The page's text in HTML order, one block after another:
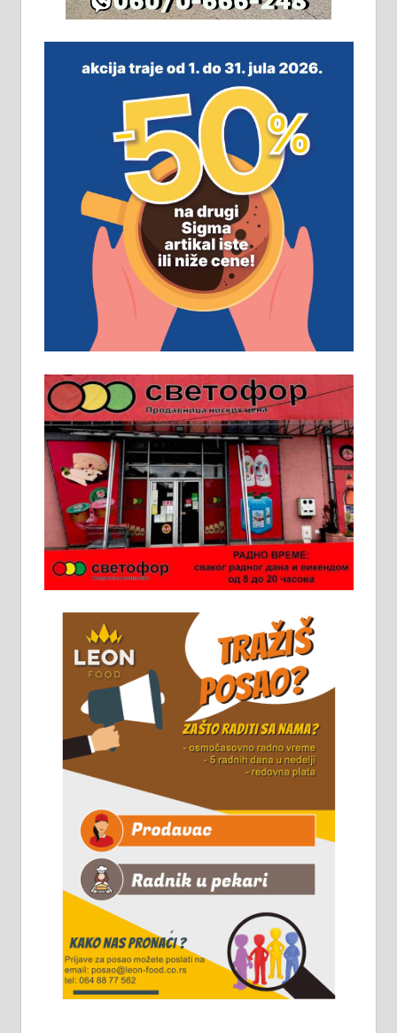
незавршена кућа површине 160
м2 са плацем од 8 ари у Зеленом
виру у Алексинцу. Могућа
замена. 064/21-63-584
ПОСЛОВНИ ОГЛАСИ
Рудник и флотација Рудник
д.о.о. Рудник запошљава 20
помоћника рудара. Услови:
Основна школа, пожељно радно
искуство на истим и сличним
пословима, али не и неопходан
услов. Обезбеђен смештај,
превоз, исхрана. 032/57-41-122 –
локал 22
Пружам услуге завршних радова
у грађевини, хидроизолације и
молерских радова. 061/25-28-058
Ало таксију потребан возач са Б
категоријом. 064/02-85-511
Потребна два радника за рад на
стоваришту „Липа промет” у
Алексинцу. За више
информација доћи лично на
стовариште у улици Максима
Горког 26 сваког радног дана од
8 до 15 часова. 063/465-045
Чистим све врсте димњака.
061/32-13-445